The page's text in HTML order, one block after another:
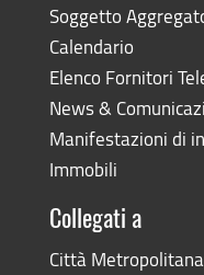
Soggetto
Calendario
Elenco Fornitori
News &
Manifestazioni di
Immobili
Collegati a
Città